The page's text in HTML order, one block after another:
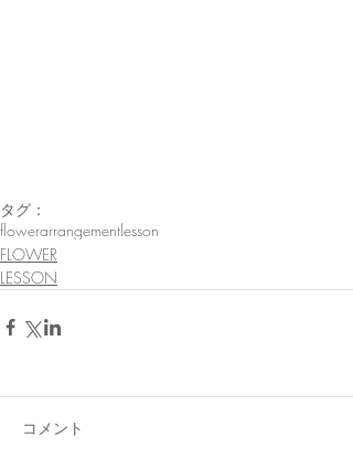
タグ：
flowerarrangementlesson
FLOWER
LESSON
コメント